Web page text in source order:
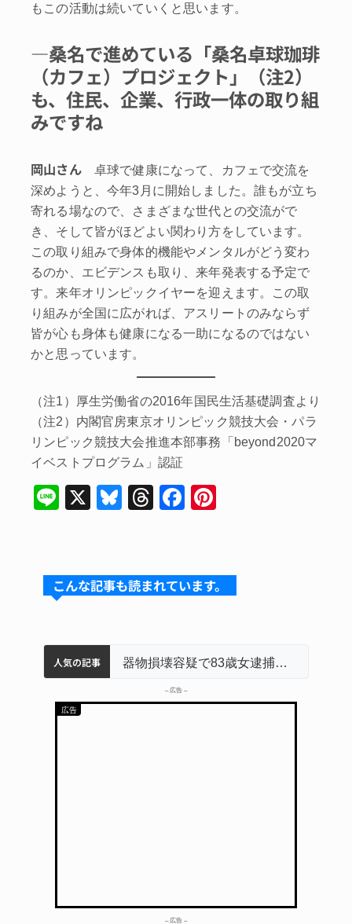
もこの活動は続いていくと思います。
―桑名で進めている「桑名卓球珈琲
（カフェ）プロジェクト」（注2）
も、住民、企業、行政一体の取り組
みですね
岡山さん卓球で健康になって、カフェで交流を
深めようと、今年3月に開始しました。誰もが立ち
寄れる場なので、さまざまな世代との交流がで
き、そして皆がほどよい関わり方をしています。
この取り組みで身体的機能やメンタルがどう変わ
るのか、エビデンスも取り、来年発表する予定で
す。来年オリンピックイヤーを迎えます。この取
り組みが全国に広がれば、アスリートのみならず
皆が心も身体も健康になる一助になるのではない
かと思っています。
（注1）厚生労働省の2016年国民生活基礎調査より
（注2）内閣官房東京オリンピック競技大会・パラ
リンピック競技大会推進本部事務「beyond2020マ
イベストプログラム」認証
Li
X
Bl
s
k
T
a
d
F
e
b
k
e
st
こんな記事も読まれています。
人気の記事
名張市水道料金47％値上げへ 答申案、審議会で大筋まとまる
中学校の陶壁モニュメント 地元建設会社がボランティアで清掃 伊賀
名張市立病院のDMAT、熊本地震の被災地へ 能登以来3回目の派遣
器物損壊容疑で83歳女逮捕 伊賀署 「息子が妊娠させた」母娘だまされ400万円詐欺被害 名張
– 広告 –
– 広告 –